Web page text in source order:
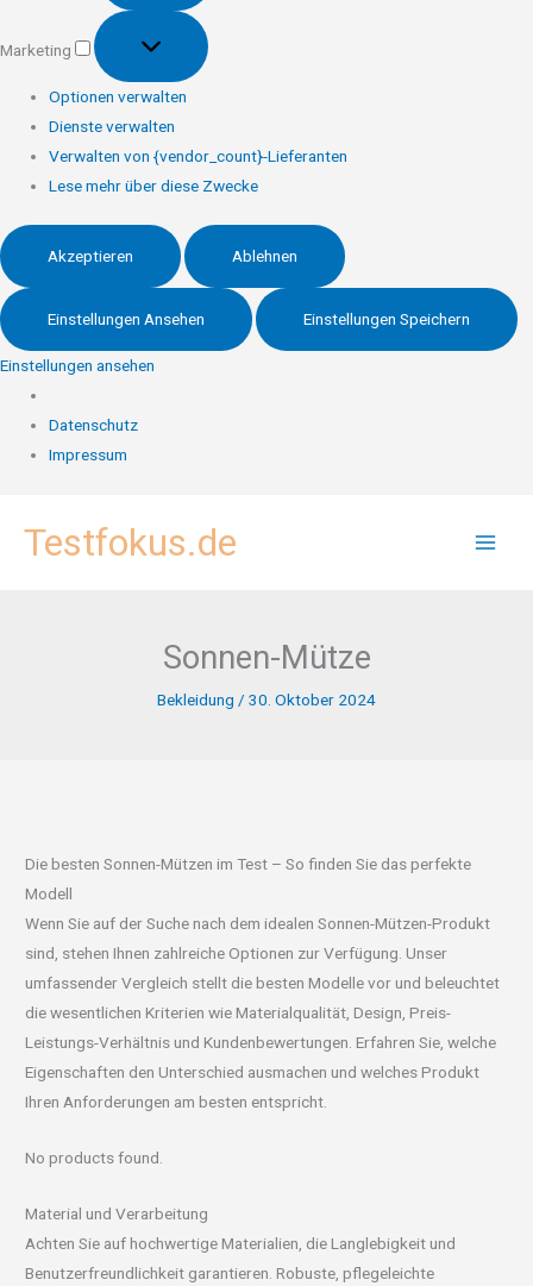
Marketing
Marketing
Optionen verwalten
Dienste verwalten
Verwalten von {vendor_count}-Lieferanten
Lese mehr über diese Zwecke
Akzeptieren Ablehnen
Einstellungen Ansehen Einstellungen Speichern
Einstellungen ansehen
Datenschutz
Impressum
InhaltTestfokus.de
Sonnen-Mütze
Bekleidung / 30. Oktober 2024
Die besten Sonnen-Mützen im Test – So finden Sie das perfekte
Modell
Wenn Sie auf der Suche nach dem idealen Sonnen-Mützen-Produkt
sind, stehen Ihnen zahlreiche Optionen zur Verfügung. Unser
umfassender Vergleich stellt die besten Modelle vor und beleuchtet
die wesentlichen Kriterien wie Materialqualität, Design, Preis-
Leistungs-Verhältnis und Kundenbewertungen. Erfahren Sie, welche
Eigenschaften den Unterschied ausmachen und welches Produkt
Ihren Anforderungen am besten entspricht.
No products found.
Material und Verarbeitung
Achten Sie auf hochwertige Materialien, die Langlebigkeit und
Benutzerfreundlichkeit garantieren. Robuste, pflegeleichte